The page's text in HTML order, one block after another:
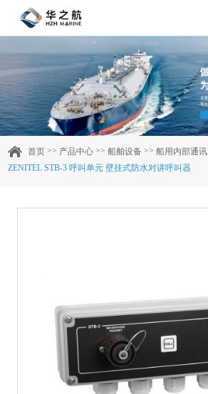
首页
产品中心
企业实力
客户案例
首页 >> 产品中心 >>船舶设备 >>船用内部通讯
ZENITEL STB-3 呼叫单元 壁挂式防水对讲呼叫器